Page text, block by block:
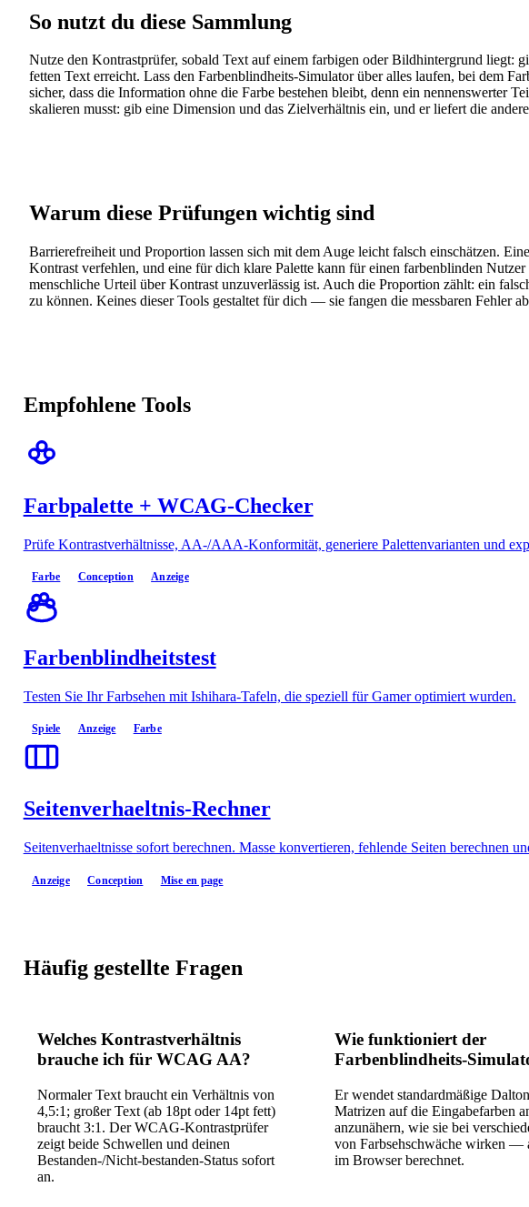
So nutzt du diese Sammlung
Nutze den Kontrastprüfer, sobald Text auf einem farbigen oder Bildhintergrund liegt:
fetten Text erreicht. Lass den Farbenblindheits-Simulator über alles laufen, bei dem
sicher, dass die Information ohne die Farbe bestehen bleibt, denn ein nennenswerter
skalieren musst: gib eine Dimension und das Zielverhältnis ein, und er liefert die
Warum diese Prüfungen wichtig sind
Barrierefreiheit und Proportion lassen sich mit dem Auge leicht falsch einschätzen.
Kontrast verfehlen, und eine für dich klare Palette kann für einen farbenblinden
menschliche Urteil über Kontrast unzuverlässig ist. Auch die Proportion zählt: ein
zu können. Keines dieser Tools gestaltet für dich — sie fangen die messbaren Fehler
Empfohlene Tools
Farbpalette + WCAG-Checker
Prüfe Kontrastverhältnisse, AA-/AAA-Konformität, generiere Palettenvarianten und
Farbe Conception Anzeige
Farbenblindheitstest
Testen Sie Ihr Farbsehen mit Ishihara-Tafeln, die speziell für Gamer optimiert wurden.
Spiele Anzeige Farbe
Seitenverhaeltnis-Rechner
Seitenverhaeltnisse sofort berechnen. Masse konvertieren, fehlende Seiten berechnen
Anzeige Conception Mise en page
Häufig gestellte Fragen
Welches Kontrastverhältnis
brauche ich für WCAG AA?
Normaler Text braucht ein Verhältnis von
4,5:1; großer Text (ab 18pt oder 14pt fett)
braucht 3:1. Der WCAG-Kontrastprüfer
zeigt beide Schwellen und deinen
Bestanden-/Nicht-bestanden-Status sofort
an.
Wie funktioniert der
Farbenblindheits-
Er wendet standardmäßige
Matrizen auf die Eingabefarben
anzunähern, wie sie bei
von Farbsehschwäche wirken —
im Browser berechnet.